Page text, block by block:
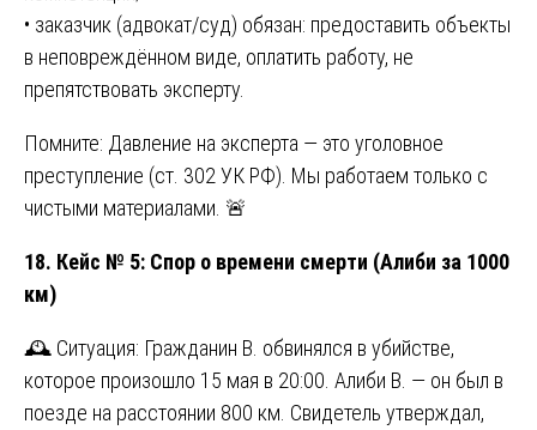
• заказчик (адвокат/суд) обязан: предоставить объекты
в неповреждённом виде, оплатить работу, не
препятствовать эксперту.
Помните: Давление на эксперта — это уголовное
преступление (ст. 302 УК РФ). Мы работаем только с
чистыми материалами. 🚨
18. Кейс № 5: Спор о времени смерти (Алиби за 1000
км)
🕰️ Ситуация: Гражданин В. обвинялся в убийстве,
которое произошло 15 мая в 20:00. Алиби В. — он был в
поезде на расстоянии 800 км. Свидетель утверждал,